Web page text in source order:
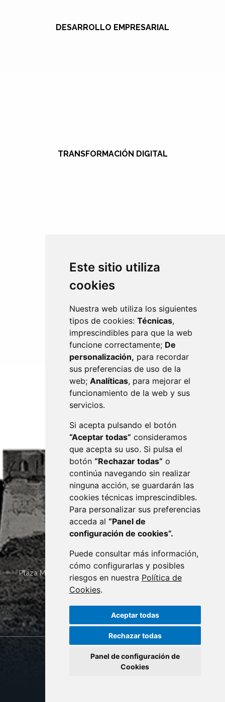
Este sitio utiliza
cookies
Nuestra web utiliza los siguientes
tipos de cookies: Técnicas,
imprescindibles para que la web
funcione correctamente; De
personalización, para recordar
sus preferencias de uso de la
web; Analíticas, para mejorar el
funcionamiento de la web y sus
servicios.
Si acepta pulsando el botón
“Aceptar todas” consideramos
que acepta su uso. Si pulsa el
botón “Rechazar todas” o
continúa navegando sin realizar
ninguna acción, se guardarán las
cookies técnicas imprescindibles.
Para personalizar sus preferencias
acceda al “Panel de
configuración de cookies”.
Puede consultar más información,
cómo configurarlas y posibles
riesgos en nuestra Política de
Cookies.
Aceptar todas
Rechazar todas
Panel de configuración de
Cookies
DESARROLLO EMPRESARIAL
TRANSFORMACIÓN DIGITAL
EJE DEL CINCA
Plaza Mayor 4 22400 MONZÓN - ARAGÓN
(ESPAÑA)
· (34) 974 400 700 ·
sac@monzon.es
monzon.es
CONTACTO
MAPA WEB
AVISO LEGAL